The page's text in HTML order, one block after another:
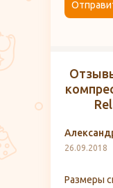
26.09.2018
Размеры